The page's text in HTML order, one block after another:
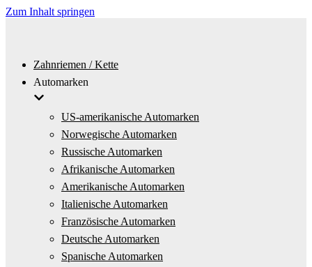
Zum Inhalt springen
Zahnriemen / Kette
Automarken
US-amerikanische Automarken
Norwegische Automarken
Russische Automarken
Afrikanische Automarken
Amerikanische Automarken
Italienische Automarken
Französische Automarken
Deutsche Automarken
Spanische Automarken